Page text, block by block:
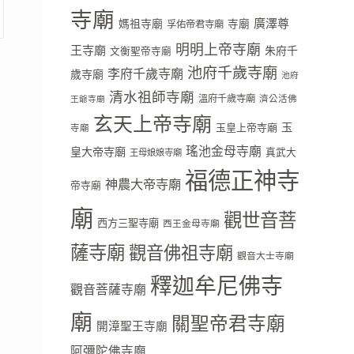
寺廟 媽祖寺廟 孚佑帝君寺廟 寺廟 廣澤尊
王寺廟 文衡聖帝寺廟 明明上帝寺廟 朱府千
歲寺廟 李府千歲寺廟 池府千歲寺廟 池府
王爺寺廟 清水祖師寺廟 溫府千歲寺廟 濟公活佛
寺廟 玄天上帝寺廟 玉皇上帝寺廟 玉
皇大帝寺廟 王母娘娘寺廟 瑤池金母寺廟 真武大
帝寺廟 神農大帝寺廟 福德正神寺
廟 西方三聖寺廟 西王金母寺廟 觀世音菩
薩寺廟觀音佛祖寺廟 觀音大士寺廟
觀音菩薩寺廟 釋迦牟尼佛寺
廟 開漳聖王寺廟 關聖帝君寺廟